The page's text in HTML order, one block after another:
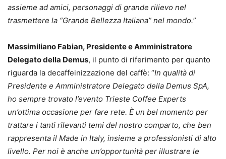
assieme ad amici, personaggi di grande rilievo nel
trasmettere la “Grande Bellezza Italiana” nel mondo.”
Massimiliano Fabian, Presidente e Amministratore
Delegato della Demus, il punto di riferimento per quanto
riguarda la decaffeinizzazione del caffè: “In qualità di
Presidente e Amministratore Delegato della Demus SpA,
ho sempre trovato l’evento Trieste Coffee Experts
un’ottima occasione per fare rete. È un bel momento per
trattare i tanti rilevanti temi del nostro comparto, che ben
rappresenta il Made in Italy, insieme a professionisti di alto
livello. Per noi è anche un’opportunità per illustrare le